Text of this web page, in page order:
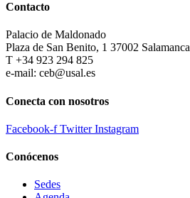
Contacto
Palacio de Maldonado
Plaza de San Benito, 1 37002 Salamanca
T +34 923 294 825
e-mail: ceb@usal.es
Conecta con nosotros
Facebook-f Twitter Instagram
Conócenos
Sedes